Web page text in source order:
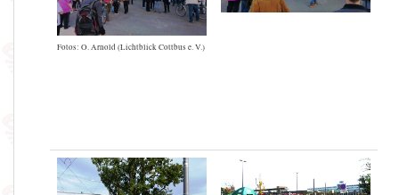
Fotos: O. Arnold (Lichtblick Cottbus e. V.)